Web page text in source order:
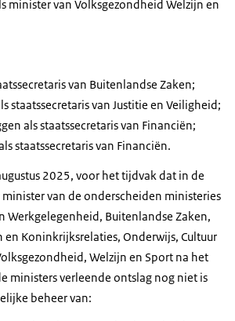
minister van Volksgezondheid Welzijn en
van Buitenlandse Zaken;
staatssecretaris van Justitie en Veiligheid;
als staatssecretaris van Financiën;
staatssecretaris van Financiën.
2025, voor het tijdvak dat in de
van de onderscheiden ministeries
Werkgelegenheid, Buitenlandse Zaken,
en Koninkrijksrelaties, Onderwijs, Cultuur
Welzijn en Sport na het
ministers verleende ontslag nog niet is
beheer van: